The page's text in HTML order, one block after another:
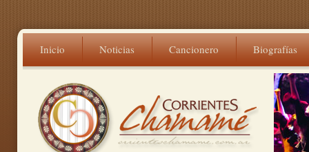
Inicio Noticias Cancionero Biografías